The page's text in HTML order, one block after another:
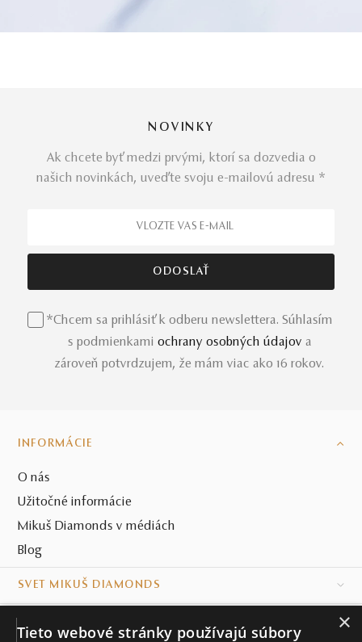
NOVINKY
Ak chcete byť medzi prvými, ktorí sa dozvedia o
našich novinkách, uveďte svoju e-mailovú adresu *
*Chcem sa prihlásiť k odberu newslettera. Súhlasím
s podmienkami ochrany osobných údajov a
zároveň potvrdzujem, že mám viac ako 16 rokov.
INFORMÁCIE
O nás
Užitočné informácie
Mikuš Diamonds v médiách
Blog
SVET MIKUŠ DIAMONDS
×
Tieto webové stránky používajú súbory